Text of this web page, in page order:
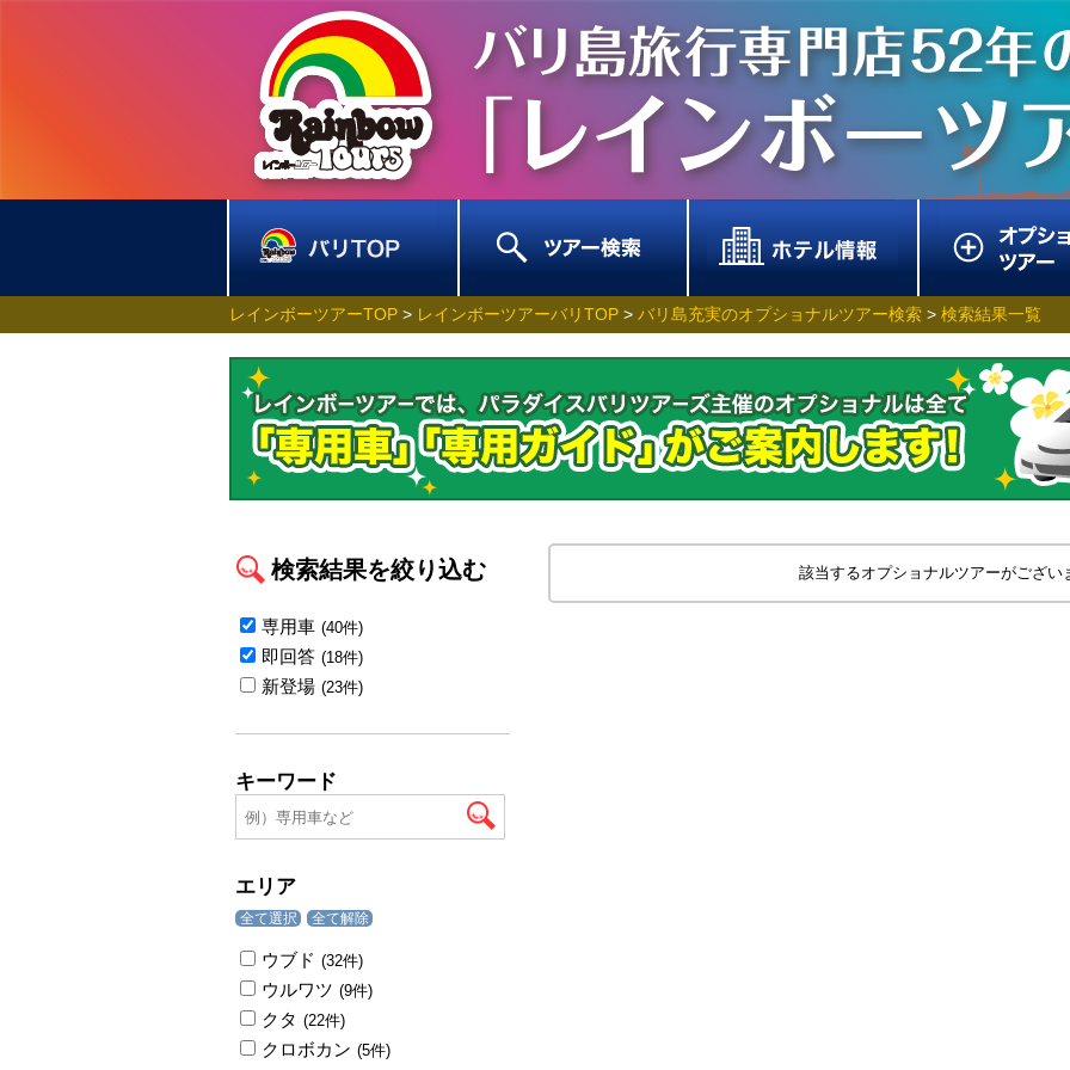
レインボーツアーTOP > レインボーツアーバリTOP > バリ島充実のオプショナルツアー検索 > 検索結果一覧
検索結果を絞り込む
専用車 (40件)
即回答 (18件)
新登場 (23件)
キーワード
エリア
全て選択 全て解除
ウブド (32件)
ウルワツ (9件)
クタ (22件)
クロボカン (5件)
該当するオプショナルツアーがござい